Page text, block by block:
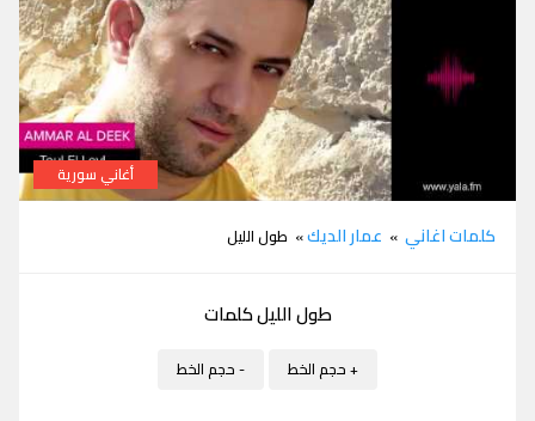
أغاني سورية
كلمات اغاني » عمار الديك» طول الليل
طول الليل كلمات
+ حجم الخط - حجم الخط